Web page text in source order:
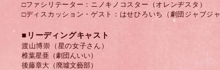
□ファシリテーター：ニノキノコスター（オレンヂスタ）
□ディスカッション・ゲスト：​はせひろいち（劇団ジャブジ
​■リーディングキャスト
渡山博崇（星の女子さん）
椎葉星亜（劇団んいい）
後藤章大（廃墟文藝部）